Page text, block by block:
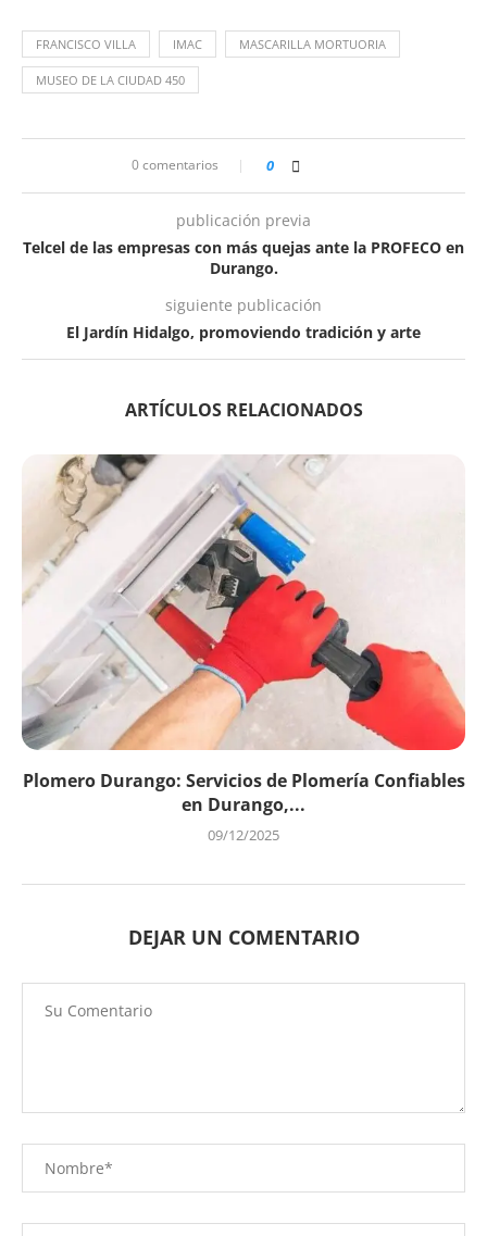
FRANCISCO VILLA IMAC MASCARILLA MORTUORIA
MUSEO DE LA CIUDAD 450
0 comentarios 0
publicación previa
Telcel de las empresas con más quejas ante la PROFECO en
Durango.
siguiente publicación
El Jardín Hidalgo, promoviendo tradición y arte
ARTÍCULOS RELACIONADOS
Plomero Durango: Servicios de Plomería Confiables
en Durango,...
09/12/2025
DEJAR UN COMENTARIO